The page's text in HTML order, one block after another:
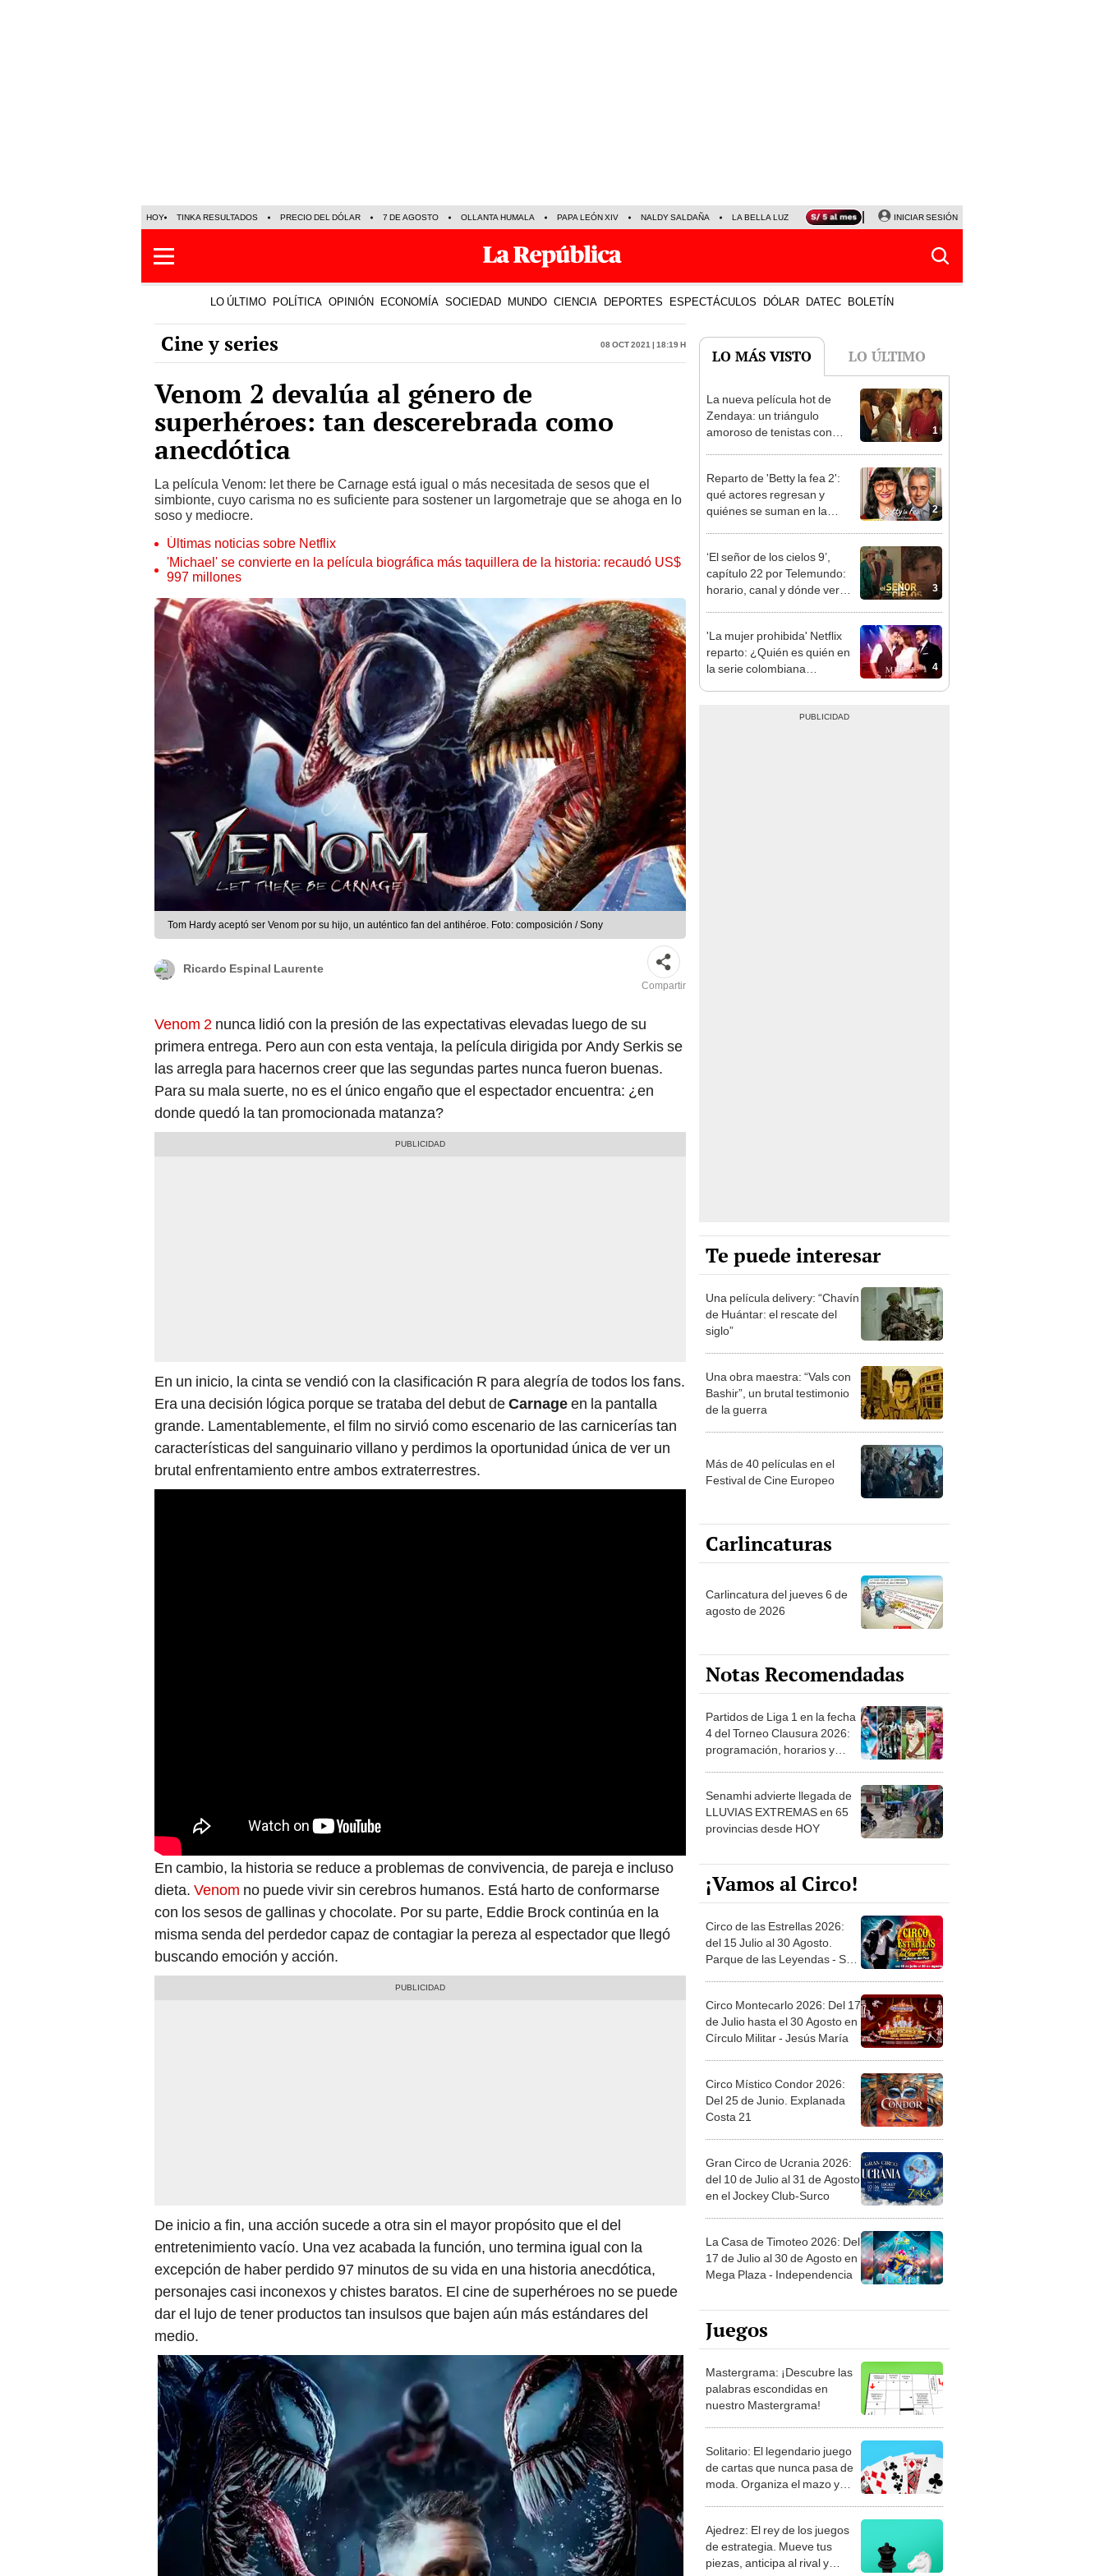
HOY TINKA RESULTADOS PRECIO DEL DÓLAR 7 DE AGOSTO OLLANTA HUMALA PAPA LEÓN XIV NALDY SALDAÑA LA BELLA LUZ MAGALY MEDINA SINUANO RESULTADOS HOY
INICIAR SESIÓN
LO ÚLTIMO POLÍTICA OPINIÓN ECONOMÍA SOCIEDAD MUNDO CIENCIA DEPORTES ESPECTÁCULOS DÓLAR DATEC BOLETÍN
Cine y series 08 Oct 2021 | 18:19 h
Venom 2 devalúa al género de
superhéroes: tan descerebrada como
anecdótica
La película Venom: let there be Carnage está igual o más necesitada de sesos que el
simbionte, cuyo carisma no es suficiente para sostener un largometraje que se ahoga en lo
soso y mediocre.
Últimas noticias sobre Netflix
'Michael' se convierte en la película biográfica más taquillera de la historia: recaudó US$
997 millones
Tom Hardy aceptó ser Venom por su hijo, un auténtico fan del antihéroe. Foto: composición / Sony
Ricardo Espinal Laurente
Compartir
Venom 2 nunca lidió con la presión de las expectativas elevadas luego de su
primera entrega. Pero aun con esta ventaja, la película dirigida por Andy Serkis se
las arregla para hacernos creer que las segundas partes nunca fueron buenas.
Para su mala suerte, no es el único engaño que el espectador encuentra: ¿en
donde quedó la tan promocionada matanza?
En un inicio, la cinta se vendió con la clasificación R para alegría de todos los fans.
Era una decisión lógica porque se trataba del debut deCarnageen la pantalla
grande. Lamentablemente, el film no sirvió como escenario de las carnicerías tan
características del sanguinario villano y perdimos la oportunidad única de ver un
brutal enfrentamiento entre ambos extraterrestres.
En cambio, la historia se reduce a problemas de convivencia, de pareja e incluso
dieta. Venom no puede vivir sin cerebros humanos. Está harto de conformarse
con los sesos de gallinas y chocolate. Por su parte, Eddie Brock continúa en la
misma senda del perdedor capaz de contagiar la pereza al espectador que llegó
buscando emoción y acción.
De inicio a fin, una acción sucede a otra sin el mayor propósito que el del
entretenimiento vacío. Una vez acabada la función, uno termina igual con la
excepción de haber perdido 97 minutos de su vida en una historia anecdótica,
personajes casi inconexos y chistes baratos. El cine de superhéroes no se puede
dar el lujo de tener productos tan insulsos que bajen aún más estándares del
medio.
LO MÁS VISTO LO ÚLTIMO
1
La nueva película hot de
Zendaya: un triángulo
amoroso de tenistas con
2
Reparto de 'Betty la fea 2':
qué actores regresan y
quiénes se suman en la
3
‘El señor de los cielos 9’,
capítulo 22 por Telemundo:
horario, canal y dónde ver
4
'La mujer prohibida' Netflix
reparto: ¿Quién es quién en
la serie colombiana
Te puede interesar
Una película delivery: “Chavín
de Huántar: el rescate del
siglo”
Una obra maestra: “Vals con
Bashir”, un brutal testimonio
de la guerra
Más de 40 películas en el
Festival de Cine Europeo
Carlincaturas
Carlincatura del jueves 6 de
agosto de 2026
Notas Recomendadas
Partidos de Liga 1 en la fecha
4 del Torneo Clausura 2026:
programación, horarios y
Senamhi advierte llegada de
LLUVIAS EXTREMAS en 65
provincias desde HOY
¡Vamos al Circo!
Circo de las Estrellas 2026:
del 15 Julio al 30 Agosto.
Parque de las Leyendas - San
Circo Montecarlo 2026: Del 17
de Julio hasta el 30 Agosto en
Círculo Militar - Jesús María
Circo Místico Condor 2026:
Del 25 de Junio. Explanada
Costa 21
Gran Circo de Ucrania 2026:
del 10 de Julio al 31 de Agosto
en el Jockey Club-Surco
La Casa de Timoteo 2026: Del
17 de Julio al 30 de Agosto en
Mega Plaza - Independencia
Juegos
Mastergrama: ¡Descubre las
palabras escondidas en
nuestro Mastergrama!
Solitario: El legendario juego
de cartas que nunca pasa de
moda. Organiza el mazo y
Ajedrez: El rey de los juegos
de estrategia. Mueve tus
piezas, anticipa al rival y